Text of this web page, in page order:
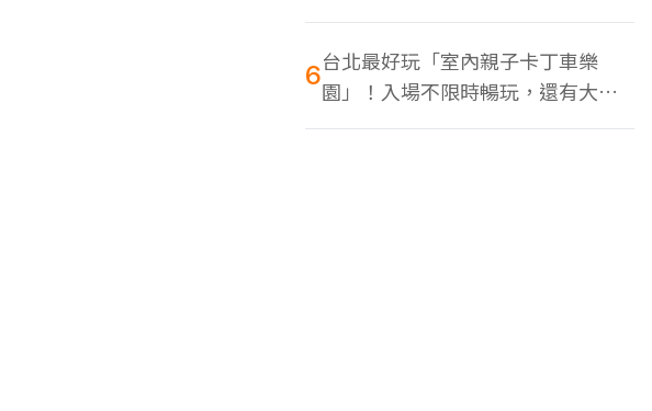
同框
6台北最好玩「室內親子卡丁車樂
園」！入場不限時暢玩，還有大螢
幕Switch遊戲區